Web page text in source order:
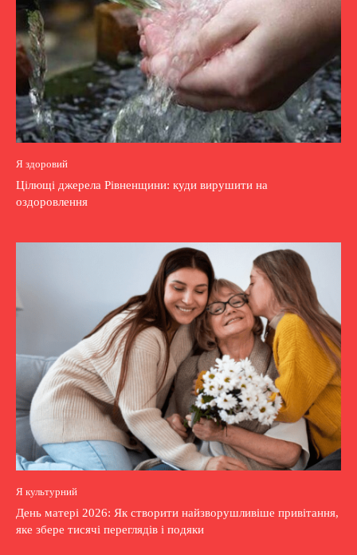
Я здоровий
Цілющі джерела Рівненщини: куди вирушити на
оздоровлення
Я культурний
День матері 2026: Як створити найзворушливіше привітання,
яке збере тисячі переглядів і подяки